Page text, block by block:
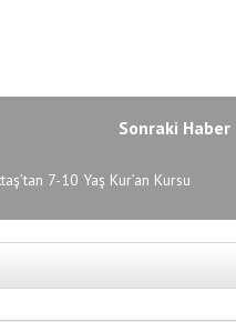
Sonraki Haber
7-10 Yaş Kur’an Kursu